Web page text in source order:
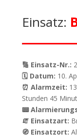
Einsatz:
🔢 Einsatz-Nr.:
🗓 Datum: 10.
⏰ Alarmzeit:
Stunden 45
📟
🧯 Einsatzart:
🧭 Einsatzort: